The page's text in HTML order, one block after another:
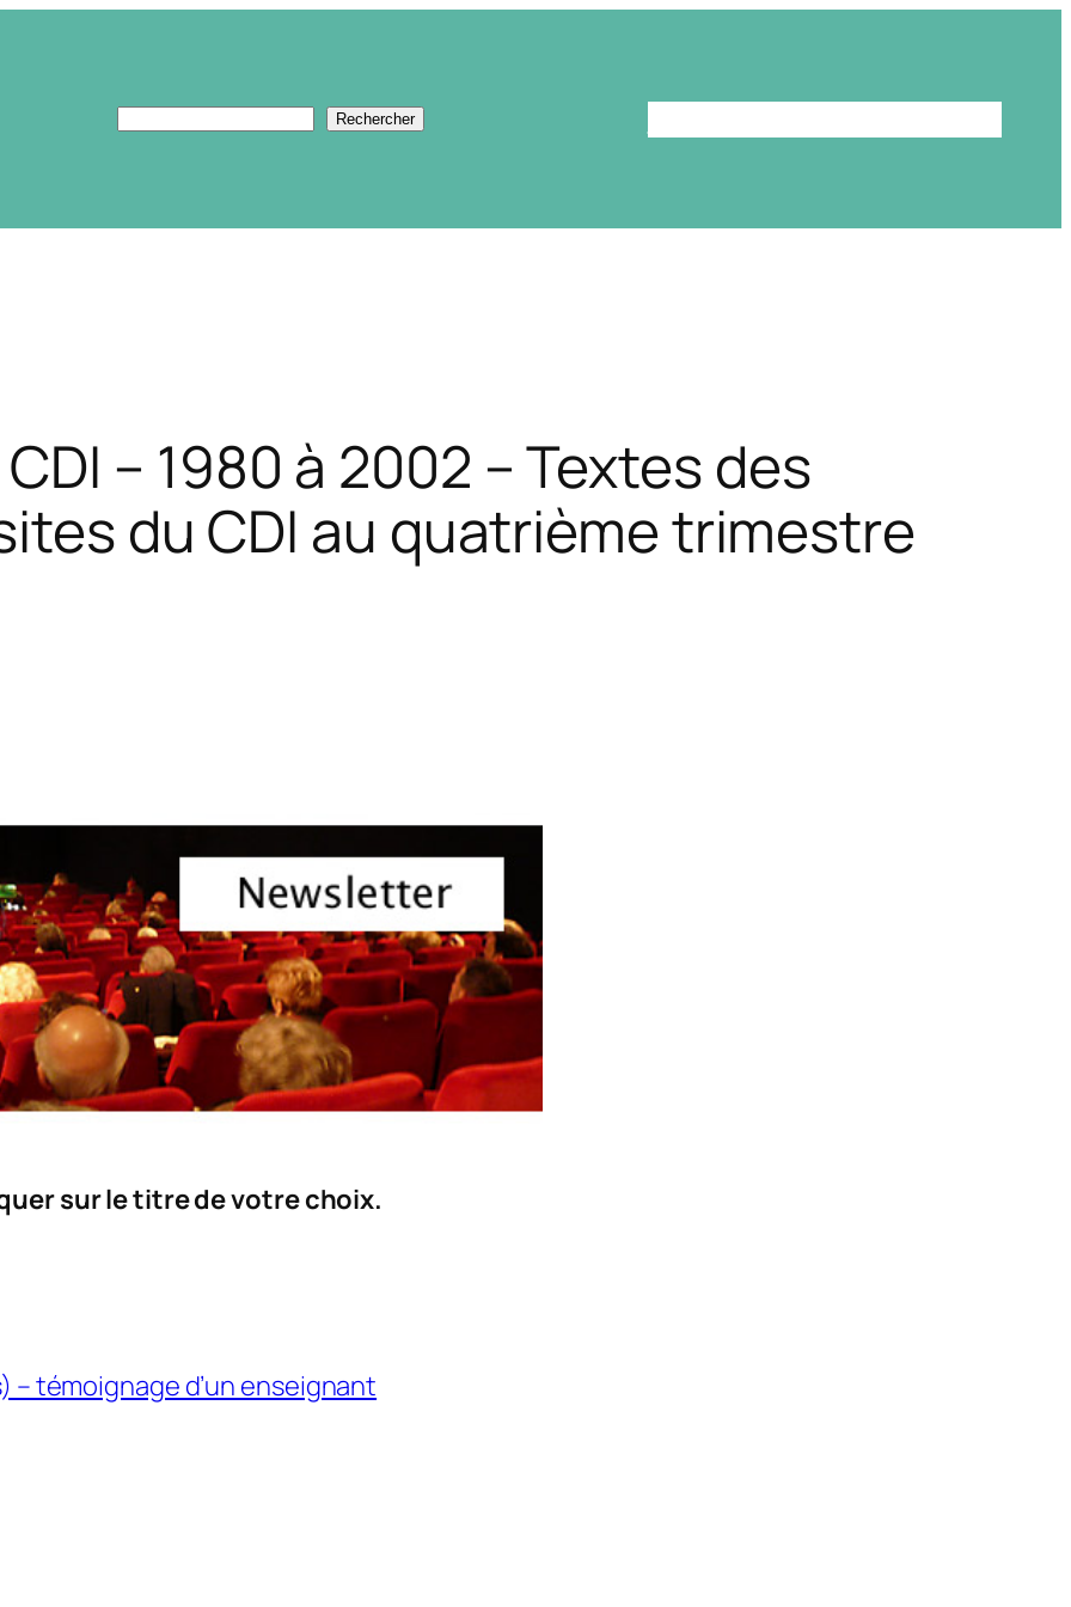
Rechercher Rechercher
CDI – 1980 à 2002 – Textes des
du CDI au quatrième trimestre
sur le titre de votre choix.
– témoignage d’un enseignant